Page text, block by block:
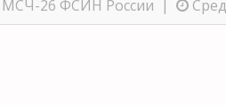
МСЧ-26 ФСИН России |